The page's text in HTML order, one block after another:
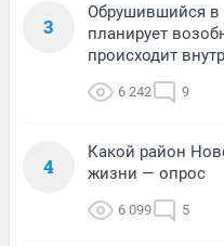
3
Обрушившийся в
планирует
происходит
6 242 9
4
Какой район
жизни — опрос
6 099 5